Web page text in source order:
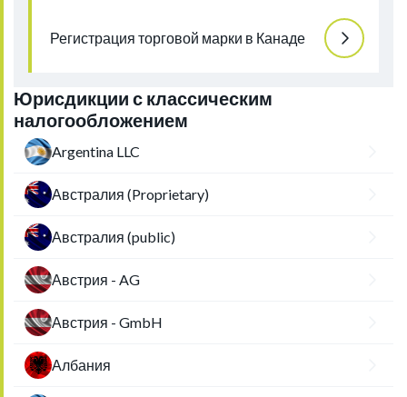
Регистрация торговой марки в Канаде
Юрисдикции с классическим
налогообложением
Argentina LLC
Австралия (Proprietary)
Австралия (public)
Австрия - AG
Австрия - GmbH
Албания